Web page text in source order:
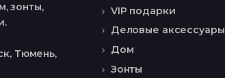
зонты,
Тюмень,
VIP подарки
Деловые аксессуары
Дом
Зонты